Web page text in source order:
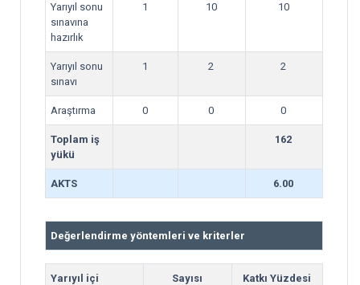
Yarıyıl sonu
sınavına
hazırlık
1 10 10
Yarıyıl sonu
sınavı
1 2 2
Araştırma 0 0 0
Toplam iş
yükü
162
AKTS 6.00
Değerlendirme yöntemleri ve kriterler
Yarıyıl içi
Sayısı Katkı Yüzdesi